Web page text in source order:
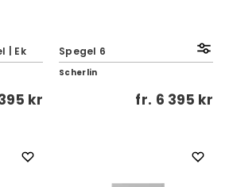
| Ek
kr
Spegel 6
Scherlin
fr. 6 395 kr